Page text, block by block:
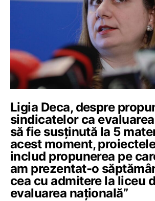
Ligia Deca, despre
sindicatelor ca
să fie susținută la 5
acest moment,
includ propunerea pe
am prezentat-o
cea cu admitere la liceu
evaluarea națională”